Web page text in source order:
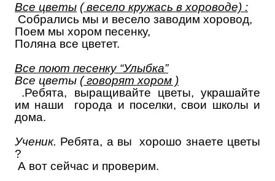
Все цветы ( весело кружась в хороводе) :
Собрались мы и весело заводим хоровод,
Поем мы хором песенку,
Поляна все цветет.
Все поют песенку “Улыбка”
Все цветы ( говорят хором )
.Ребята, выращивайте цветы, украшайте
им наши города и поселки, свои школы и
дома.
Ученик. Ребята, а вы хорошо знаете цветы
?
А вот сейчас и проверим.